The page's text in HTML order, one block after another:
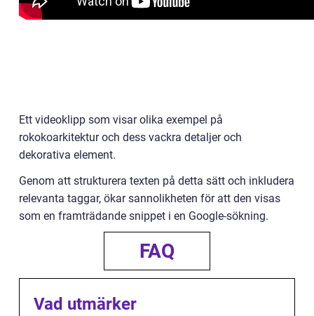
Ett videoklipp som visar olika exempel på
rokokoarkitektur och dess vackra detaljer och
dekorativa element.
Genom att strukturera texten på detta sätt och inkludera
relevanta taggar, ökar sannolikheten för att den visas
som en framträdande snippet i en Google-sökning.
FAQ
Vad utmärker